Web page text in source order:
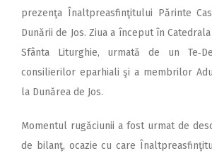
prezenţa Înaltpreasfinţitului Părinte
Dunării de Jos. Ziua a început în
Sfânta Liturghie, urmată de un
consilierilor eparhiali şi a membrilor
la Dunărea de Jos.
Momentul rugăciunii a fost urmat de
de bilanţ, ocazie cu care